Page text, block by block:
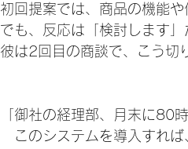
初回提案では、商品の機能や
でも、反応は「検討します」
彼は2回目の商談で、こう切
「御社の経理部、月末に80
このシステムを導入すれば